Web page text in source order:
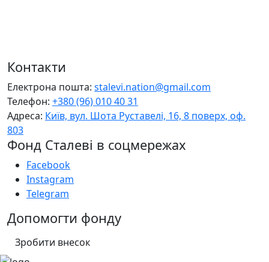
Контакти
Електрона пошта: stalevi.nation@gmail.com
Телефон: +380 (96) 010 40 31
Адреса: Київ, вул. Шота Руставелі, 16, 8 поверх, оф.
803
Фонд Сталеві в соцмережах
Facebook
Instagram
Telegram
Допомогти фонду
Зробити внесок